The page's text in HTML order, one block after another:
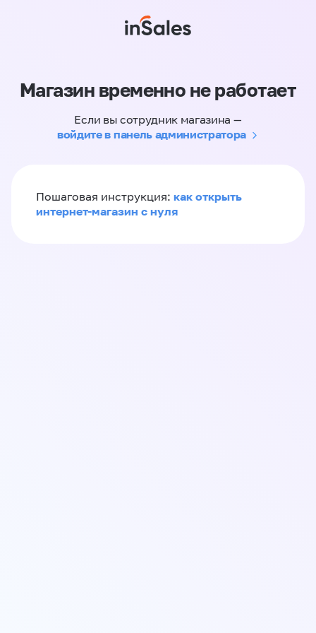
Магазин временно не работает
Если вы сотрудник магазина —
войдите в панель администратора
Пошаговая инструкция: как открыть
интернет-магазин с нуля